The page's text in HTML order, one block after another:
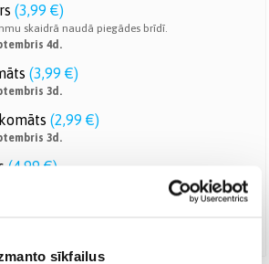
sīkfailus
(3,99 €)
skaidrā naudā piegādes brīdī.
4d.
(3,99 €)
3d.
(2,99 €)
3d.
(4,99 €)